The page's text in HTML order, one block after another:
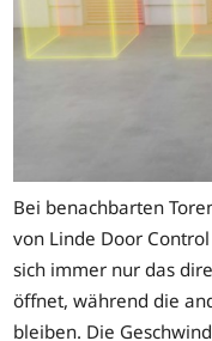
Bei benachbarten
von Linde Door
sich immer nur das
öffnet, während die
bleiben. Die